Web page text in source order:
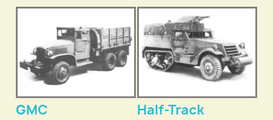
GMC Half-Track